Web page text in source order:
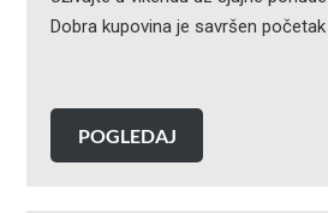
Dobra kupovina je savršen početak
POGLEDAJ